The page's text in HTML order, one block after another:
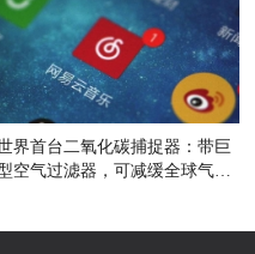
界首台二氧化碳捕捉器：带巨
空气过滤器，可减缓全球气候